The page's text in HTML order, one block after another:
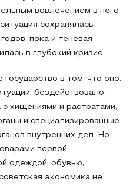
вовлечением в него
сохранялась
пока и теневая
в глубокий кризис.
государство в том, что оно,
бездействовало.
хищениями и растратами,
и специализированные
внутренних дел. Но
первой
одеждой, обувью,
экономика не